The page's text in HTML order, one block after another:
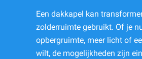
Een dakkapel kan
zolderruimte gebruikt. Of je
opbergruimte, meer licht of
wilt, de mogelijkheden zijn